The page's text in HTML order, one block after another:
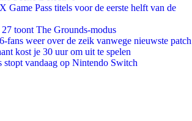
Game Pass titels voor de eerste helft van de
toont The Grounds-modus
fans weer over de zeik vanwege nieuwste patch
kost je 30 uur om uit te spelen
stopt vandaag op Nintendo Switch